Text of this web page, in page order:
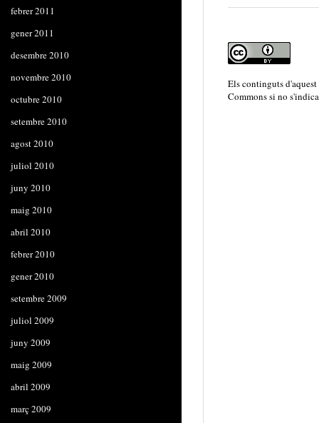
febrer 2011
gener 2011
desembre 2010
novembre 2010
octubre 2010
setembre 2010
agost 2010
juliol 2010
juny 2010
maig 2010
abril 2010
febrer 2010
gener 2010
setembre 2009
juliol 2009
juny 2009
maig 2009
abril 2009
març 2009
Els continguts
Commonssi no